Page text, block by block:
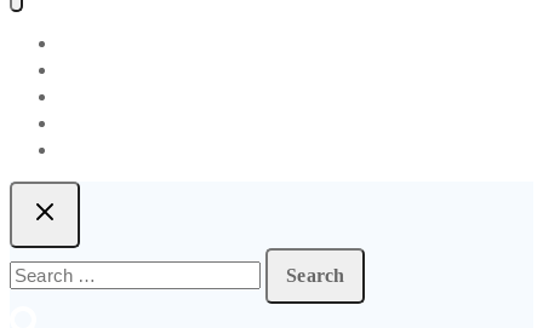
Search
for: